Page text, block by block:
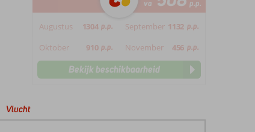
va p.p.
Augustus 1304 p.p. September 1132 p.p.
Oktober 910 p.p. November 456 p.p.
Bekijk beschikbaarheid
Vlucht